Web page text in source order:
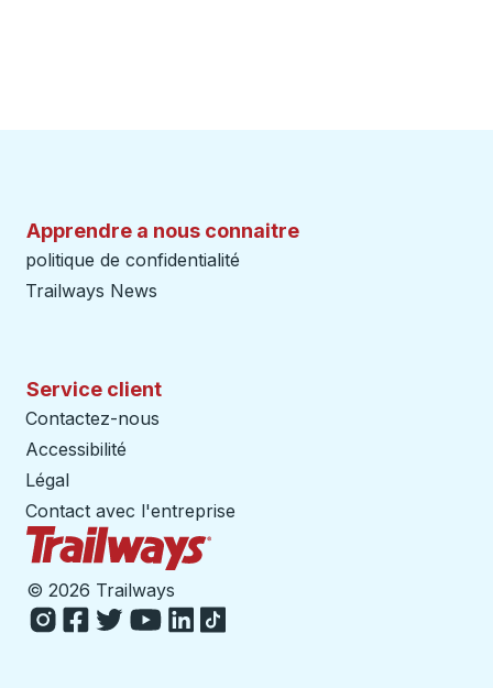
Apprendre a nous connaitre
politique de confidentialité
Trailways News
Service client
Contactez-nous
Accessibilité
Légal
Contact avec l'entreprise
© 2026 Trailways